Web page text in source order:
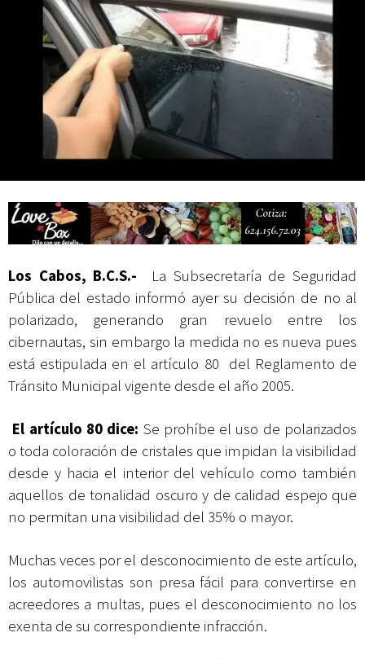
Campesina
Los Cabos, B.C.S.- La Subsecretaría de Seguridad
Pública del estado informó ayer su decisión de no al
polarizado, generando gran revuelo entre los
cibernautas, sin embargo la medida no es nueva pues
está estipulada en el artículo 80 del Reglamento de
Tránsito Municipal vigente desde el año 2005.
El artículo 80dice: Se prohíbe el uso de polarizados
o toda coloración de cristales que impidan la visibilidad
desde y hacia el interior del vehículo como también
aquellos de tonalidad oscuro y de calidad espejo que
no permitan una visibilidad del 35% o mayor.
Muchas veces por el desconocimiento de este artículo,
los automovilistas son presa fácil para convertirse en
acreedores a multas, pues el desconocimiento no los
exenta de su correspondiente infracción.